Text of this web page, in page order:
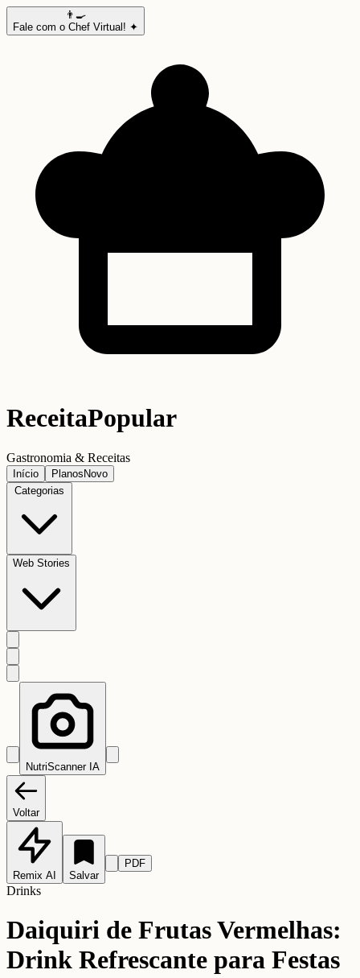
👨‍🍳
Fale com o Chef Virtual! ✦
ReceitaPopular
Gastronomia & Receitas
Início Planos Novo
Categorias
Web Stories
NutriScanner IA
Voltar
Remix AI Salvar
PDF
Drinks
Daiquiri de Frutas Vermelhas:
Drink Refrescante para Festas